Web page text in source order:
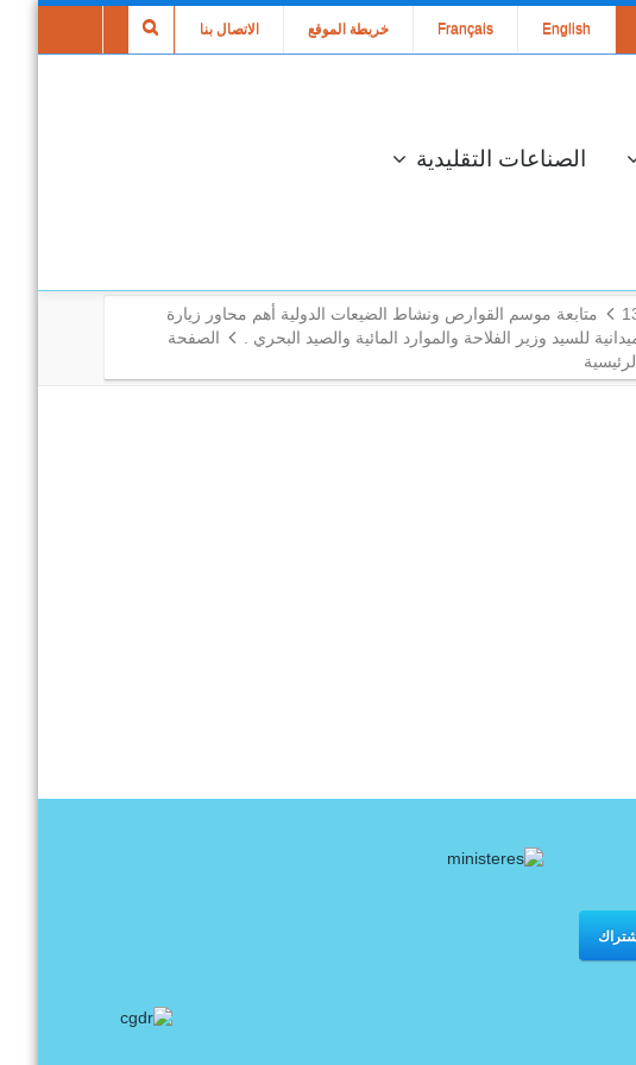
الاتصال بنا خريطة الموقع Français English
الصناعات التقليدية
متابعة موسم القوارص ونشاط الضيعات الدولية أهم محاور زيارة
للسيد وزير الفلاحة والموارد المائية والصيد البحري .
الصفحة